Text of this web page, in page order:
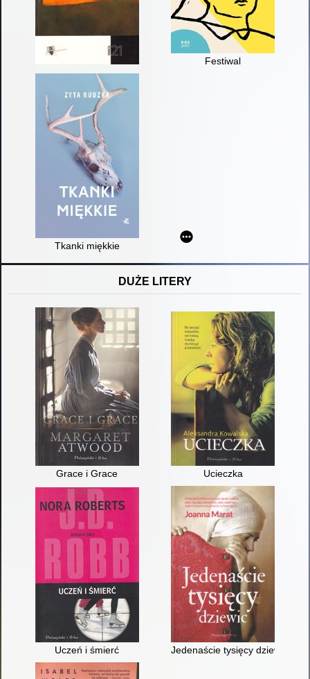
Festiwal
Tkanki miękkie
DUŻE LITERY
Grace i Grace Ucieczka
Uczeń i śmierć Jedenaście tysięcy dziewic